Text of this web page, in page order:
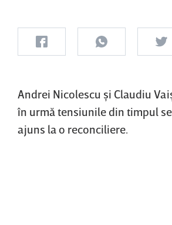
Andrei Nicolescu şi Claudiu
în urmă tensiunile din timpul
ajuns la o reconciliere.